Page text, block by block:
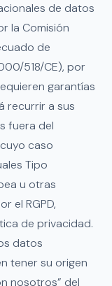
de datos
la Comisión
de
518/CE), por
garantías
recurrir a sus
fuera del
caso
Tipo
u otras
el RGPD,
de privacidad.
datos
tener su origen
nosotros” del